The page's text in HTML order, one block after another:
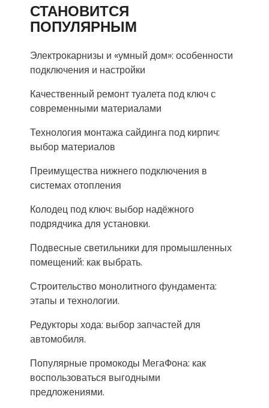
СТАНОВИТСЯ
ПОПУЛЯРНЫМ
Электрокарнизы и «умный дом»: особенности
подключения и настройки
Качественный ремонт туалета под ключ с
современными материалами
Технология монтажа сайдинга под кирпич:
выбор материалов
Преимущества нижнего подключения в
системах отопления
Колодец под ключ: выбор надёжного
подрядчика для установки.
Подвесные светильники для промышленных
помещений: как выбрать.
Строительство монолитного фундамента:
этапы и технологии.
Редукторы хода: выбор запчастей для
автомобиля.
Популярные промокоды МегаФона: как
воспользоваться выгодными
предложениями.